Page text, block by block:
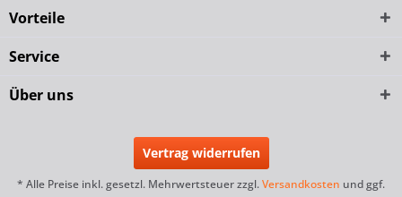
Vorteile
Service
Über uns
Vertrag widerrufen
* Alle Preise inkl. gesetzl. Mehrwertsteuer zzgl.Versandkosten und ggf.